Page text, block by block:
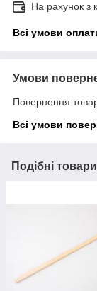
На рахунок з
Всі умови
Умови
Повернення
Всі умови
Подібні